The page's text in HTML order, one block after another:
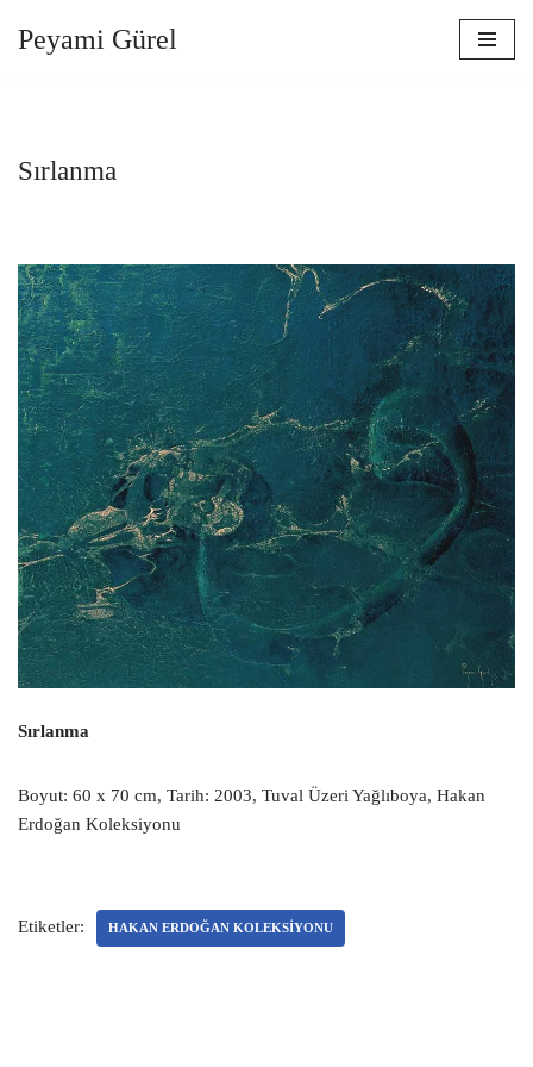
Peyami Gürel
Sırlanma
Sırlanma
Boyut: 60 x 70 cm, Tarih: 2003, Tuval Üzeri Yağlıboya, Hakan
Erdoğan Koleksiyonu
Etiketler: HAKAN ERDOĞAN KOLEKSIYONU